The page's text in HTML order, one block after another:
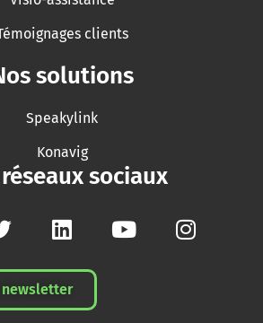
clients
solutions
Speakylink
Konavig
sociaux